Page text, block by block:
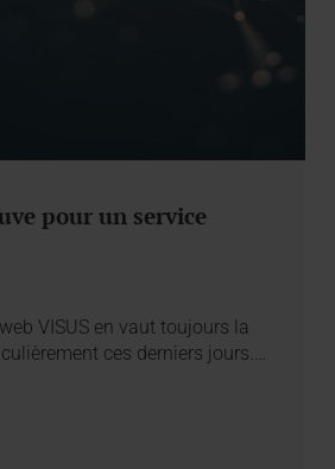
pour un service
VISUS en vaut toujours la
ces derniers jours.…